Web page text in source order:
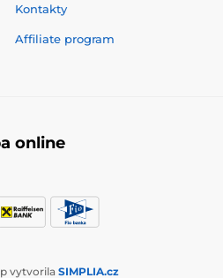
Kontakty
Affiliate program
online
vytvorila SIMPLIA.cz